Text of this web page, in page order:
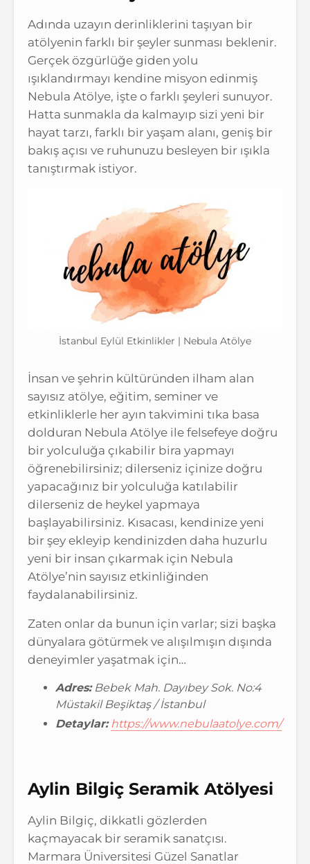
Adında uzayın derinliklerini taşıyan bir
atölyenin farklı bir şeyler sunması beklenir.
Gerçek özgürlüğe giden yolu
ışıklandırmayı kendine misyon edinmiş
Nebula Atölye, işte o farklı şeyleri sunuyor.
Hatta sunmakla da kalmayıp sizi yeni bir
hayat tarzı, farklı bir yaşam alanı, geniş bir
bakış açısı ve ruhunuzu besleyen bir ışıkla
tanıştırmak istiyor.
İstanbul Eylül Etkinlikler | Nebula Atölye
İnsan ve şehrin kültüründen ilham alan
sayısız atölye, eğitim, seminer ve
etkinliklerle her ayın takvimini tıka basa
dolduran Nebula Atölye ile felsefeye doğru
bir yolculuğa çıkabilir bira yapmayı
öğrenebilirsiniz; dilerseniz içinize doğru
yapacağınız bir yolculuğa katılabilir
dilerseniz de heykel yapmaya
başlayabilirsiniz. Kısacası, kendinize yeni
bir şey ekleyip kendinizden daha huzurlu
yeni bir insan çıkarmak için Nebula
Atölye’nin sayısız etkinliğinden
faydalanabilirsiniz.
Zaten onlar da bunun için varlar; sizi başka
dünyalara götürmek ve alışılmışın dışında
deneyimler yaşatmak için…
Adres:Bebek Mah. Dayıbey Sok. No:4
Müstakil Beşiktaş / İstanbul
Detaylar: https://www.nebulaatolye.com/
Aylin Bilgiç Seramik Atölyesi
Aylin Bilgiç, dikkatli gözlerden
kaçmayacak bir seramik sanatçısı.
Marmara Üniversitesi Güzel Sanatlar